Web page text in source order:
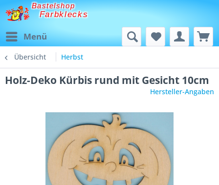
Bastelshop
Farbklecks
Menü
Übersicht Herbst
Holz-Deko Kürbis rund mit Gesicht 10cm
Hersteller-Angaben